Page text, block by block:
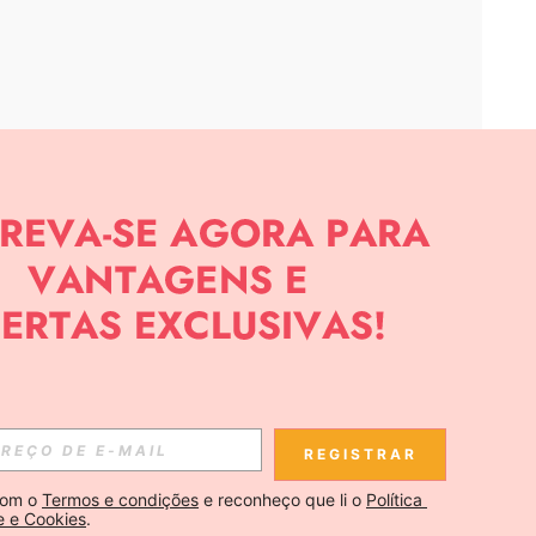
APP
SOBRE SHEIN.
REGISTRAR
o Termos e condições e reconheço que li o Política
e Cookies.